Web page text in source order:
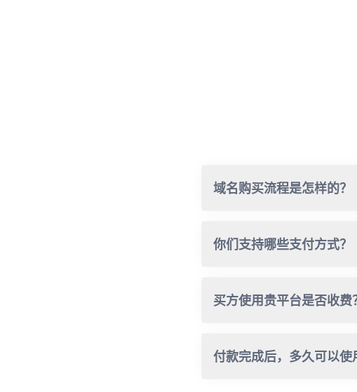
域名购买流程是怎样的？
你们支持哪些支付方式？
买方使用贵平台是否收费
付款完成后，多久可以使